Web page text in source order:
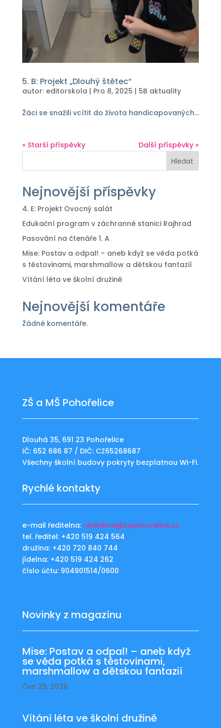
5. B: Projekt „Dlouhý štětec“
autor: editorskola | Pro 8, 2025 | 5B aktuality
Žáci se snažili vcítit do života handicapovaných...
« Starší příspěvky
Další příspěvky »
Hledat
Nejnovější příspěvky
4. E: Projekt Ovocný salát
Edukační program v záchranné stanici Rajhrad
Pasování na čtenáře 1. A
Mise: Postav a odpal! – aneb když se věda potká
s těstovinami, marshmallow a dětskou fantazií
Vítání léta ve školní družině
Nejnovější komentáře
Žádné komentáře.
ZŠ a MŠ Pohořelice
Dlouhá 35, 691 23 Pohořelice
IČ: 652 686 87 / DIČ: CZ65268687
Všechny školní budovy pokryty bezplatnou Wi-Fi.
Rychlé kontakty
e-mail ředitelna: reditelna@zspohorelice.cz
tel. ředitel: +420 519 424 564
družina: +420 720 840 744
jídelna: +420 519 424 262
číslo účtu: 904901514/0600
Novinky z magazínu
Mise: Postav a odpal! – aneb když
se věda potká s těstovinami,
marshmallow a dětskou fantazií
Čvn 25, 2026
Vítání léta ve školní družině